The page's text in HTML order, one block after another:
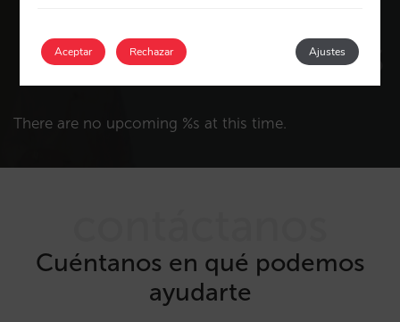
próximos eventos
There are no upcoming %s at this time.
Cuéntanos en qué podemos
ayudarte
Aceptar Ajustes
Rechazar